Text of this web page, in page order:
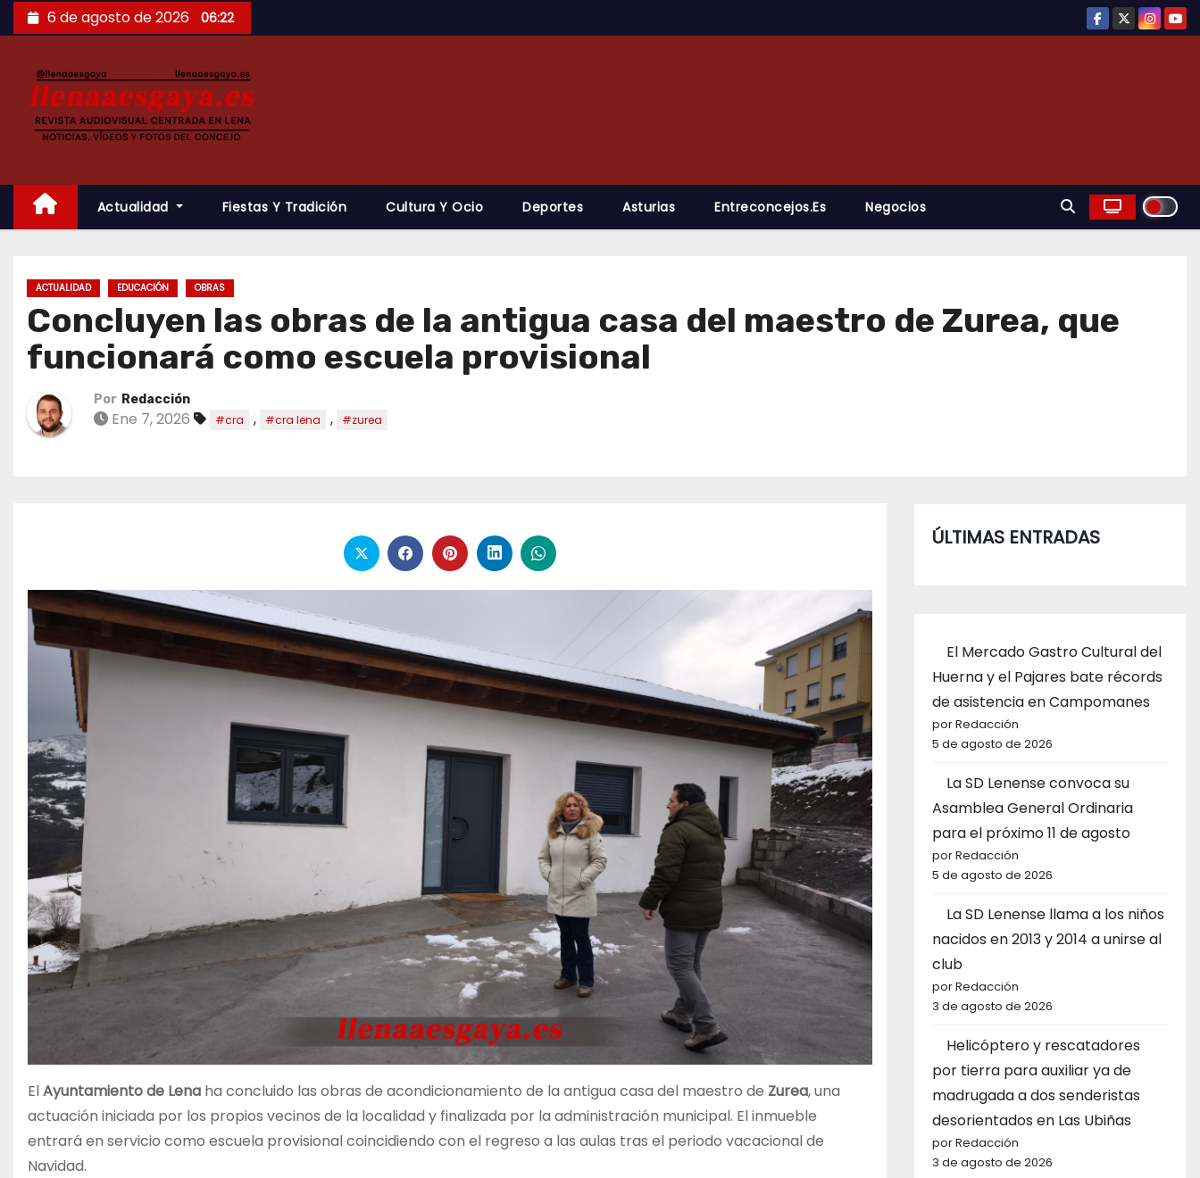
Saltar
al
6 de agosto de 2026 06:22
Actualidad Fiestas Y Tradición Cultura Y Ocio Deportes Asturias Entreconcejos.es Negocios
ACTUALIDAD EDUCACIÓN OBRAS
Concluyen las obras de la antigua casa del maestro de Zurea, que
funcionará como escuela provisional
Por Redacción
Ene 7, 2026 #cra , #cra lena , #zurea
ElAyuntamiento de Lena ha concluido las obras de acondicionamiento de la antigua casa del maestro de Zurea, una
actuación iniciada por los propios vecinos de la localidad y finalizada por la administración municipal. El inmueble
entrará en servicio como escuela provisional coincidiendo con el regreso a las aulas tras el periodo vacacional de
Navidad.
ÚLTIMAS ENTRADAS
El Mercado Gastro Cultural del
Huerna y el Pajares bate récords
de asistencia en Campomanes
por Redacción
5 de agosto de 2026
La SD Lenense convoca su
Asamblea General Ordinaria
para el próximo 11 de agosto
por Redacción
5 de agosto de 2026
La SD Lenense llama a los niños
nacidos en 2013 y 2014 a unirse al
club
por Redacción
3 de agosto de 2026
Helicóptero y rescatadores
por tierra para auxiliar ya de
madrugada a dos senderistas
desorientados en Las Ubiñas
por Redacción
3 de agosto de 2026